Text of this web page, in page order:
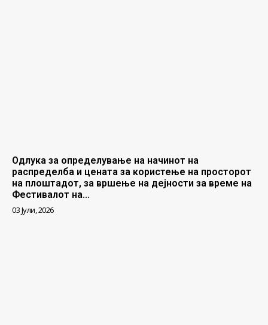
Одлука за определување на начинот на
распределба и цената за користење на просторот
на плоштадот, за вршење на дејности за време на
Фестивалот на...
03 Јули, 2026